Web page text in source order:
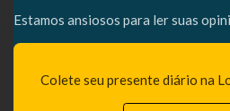
Estamos ansiosos para ler suas
Colete seu presente diário na